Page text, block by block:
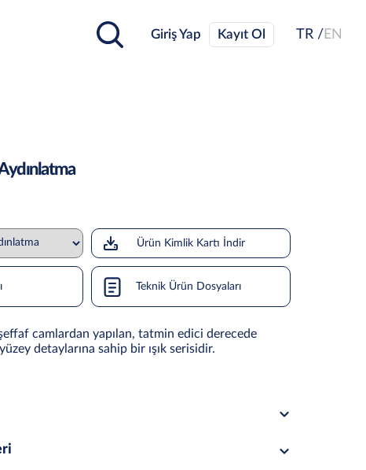
Giriş Yap Kayıt Ol TR / EN
Ürün Kimlik Kartı İndir
Teknik Ürün Dosyaları
camlardan yapılan, tatmin edici derecede
detaylarına sahip bir ışık serisidir.